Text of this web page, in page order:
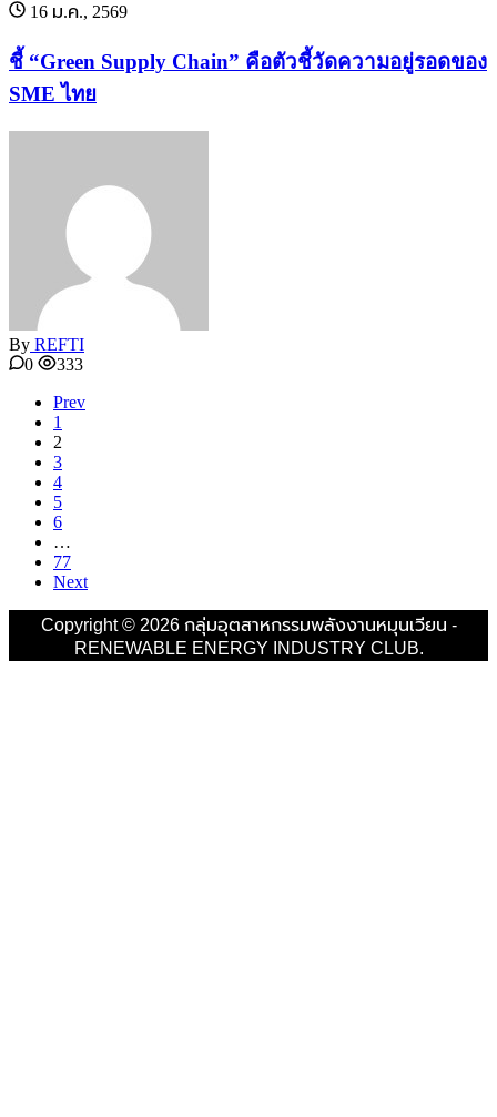
16 ม.ค., 2569
ชี้ “Green Supply Chain” คือตัวชี้วัดความอยู่รอดของ
SME ไทย
By REFTI
0
333
Prev
1
2
3
4
5
6
…
77
Next
Copyright © 2026 กลุ่มอุตสาหกรรมพลังงานหมุนเวียน -
RENEWABLE ENERGY INDUSTRY CLUB.